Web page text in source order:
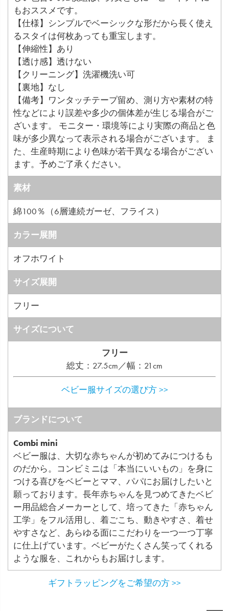
もおススメです。
【仕様】シンプルでベーシックな形だから長く使え
るスタイは何枚あっても重宝します。
【伸縮性】あり
【透け感】透けない
【クリーニング】洗濯機洗い可
【裏地】なし
【備考】ワンタッチテープ留め、測り方や素材の特
性などにより誤差や多少の個体差が生じる場合がご
ざいます。 モニター・環境等により実際の商品と色
味が多少異なって表示される場合がございます。 ま
た、生産時期により色味が若干異なる場合がござい
ます。予めご了承ください。
素材
綿100％（6層連続ガーゼ、フライス）
カラー展開
オフホワイト
サイズ展開
フリー
サイズについて
フリー
総丈：27.5cm／幅：21cm
ベビー服サイズの選び方 >>
ブランドについて
Combi mini
ベビー服は、大切な赤ちゃんが初めてみにつけるも
のだから。コンビミニは「本当にいいもの」を身に
つける喜びをベビーとママ、パパにお届けしたいと
願っております。長年赤ちゃんを見つめてきたベビ
ー用品総合メーカーとして、培ってきた「赤ちゃん
工学」をフル活用し、着ごこち、動きやすさ、着せ
やすさなど、あらゆる面にこだわりを一つ一つ丁寧
に仕上げています。ベビーがたくさん笑ってくれる
ような服を、これからもお届けします。
ギフトラッピングをご希望の方 >>